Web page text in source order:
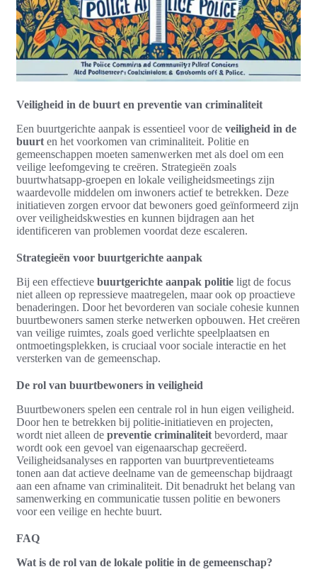
Veiligheid in de buurt en preventie van criminaliteit
Een buurtgerichte aanpak is essentieel voor de veiligheid in de
buurt en het voorkomen van criminaliteit. Politie en
gemeenschappen moeten samenwerken met als doel om een
veilige leefomgeving te creëren. Strategieën zoals
buurtwhatsapp-groepen en lokale veiligheidsmeetings zijn
waardevolle middelen om inwoners actief te betrekken. Deze
initiatieven zorgen ervoor dat bewoners goed geïnformeerd zijn
over veiligheidskwesties en kunnen bijdragen aan het
identificeren van problemen voordat deze escaleren.
Strategieën voor buurtgerichte aanpak
Bij een effectieve buurtgerichte aanpak politie ligt de focus
niet alleen op repressieve maatregelen, maar ook op proactieve
benaderingen. Door het bevorderen van sociale cohesie kunnen
buurtbewoners samen sterke netwerken opbouwen. Het creëren
van veilige ruimtes, zoals goed verlichte speelplaatsen en
ontmoetingsplekken, is cruciaal voor sociale interactie en het
versterken van de gemeenschap.
De rol van buurtbewoners in veiligheid
Buurtbewoners spelen een centrale rol in hun eigen veiligheid.
Door hen te betrekken bij politie-initiatieven en projecten,
wordt niet alleen de preventie criminaliteit bevorderd, maar
wordt ook een gevoel van eigenaarschap gecreëerd.
Veiligheidsanalyses en rapporten van buurtpreventieteams
tonen aan dat actieve deelname van de gemeenschap bijdraagt
aan een afname van criminaliteit. Dit benadrukt het belang van
samenwerking en communicatie tussen politie en bewoners
voor een veilige en hechte buurt.
FAQ
Wat is de rol van de lokale politie in de gemeenschap?